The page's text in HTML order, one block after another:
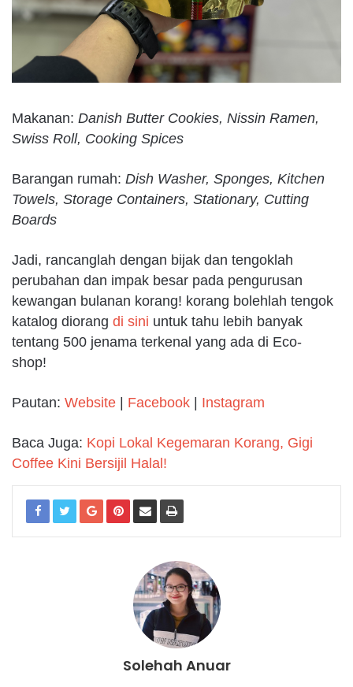
Makanan: Danish Butter Cookies, Nissin Ramen,
Swiss Roll, Cooking Spices
Barangan rumah: Dish Washer, Sponges, Kitchen
Towels, Storage Containers, Stationary, Cutting
Boards
Jadi, rancanglah dengan bijak dan tengoklah
perubahan dan impak besar pada pengurusan
kewangan bulanan korang! korang bolehlah tengok
katalog diorang di sini untuk tahu lebih banyak
tentang 500 jenama terkenal yang ada di Eco-
shop!
Pautan: Website Facebook Instagram
Baca Juga: Kopi Lokal Kegemaran Korang, Gigi
Coffee Kini Bersijil Halal!
Solehah Anuar